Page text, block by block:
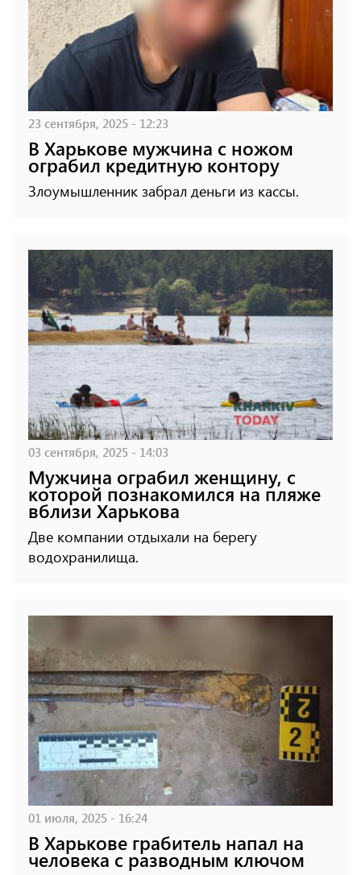
23 сентября, 2025 - 12:23
В Харькове мужчина с ножом
ограбил кредитную контору
Злоумышленник забрал деньги из кассы.
03 сентября, 2025 - 14:03
Мужчина ограбил женщину, с
которой познакомился на пляже
вблизи Харькова
Две компании отдыхали на берегу
водохранилища.
01 июля, 2025 - 16:24
В Харькове грабитель напал на
человека с разводным ключом